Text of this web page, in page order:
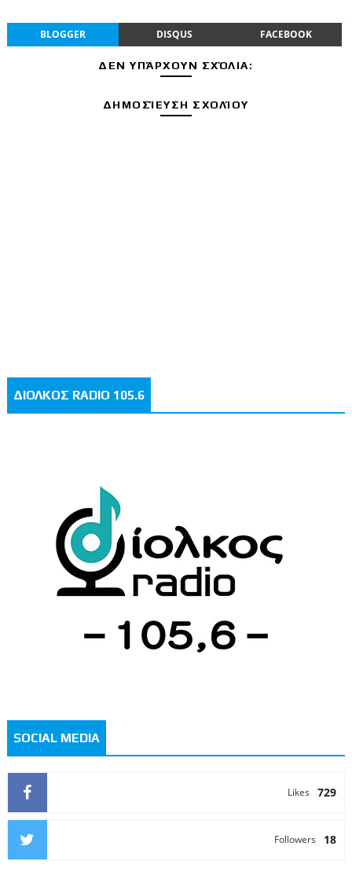
BLOGGER DISQUS FACEBOOK
ΔΕΝ ΥΠΆΡΧΟΥΝ ΣΧΌΛΙΑ:
ΔΗΜΟΣΊΕΥΣΗ ΣΧΟΛΊΟΥ
ΔΙΟΛΚΟΣ RADIO 105.6
SOCIAL MEDIA
729
Likes
18
Followers